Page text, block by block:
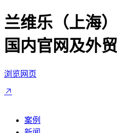
兰维乐（上海
国内官网及外
浏览网页
案例